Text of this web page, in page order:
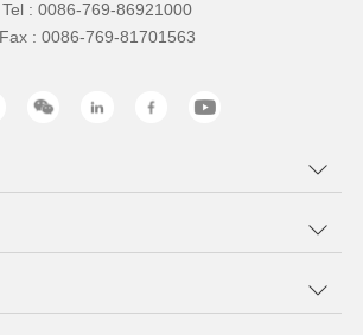
Tel : 0086-769-86921000
Fax : 0086-769-81701563